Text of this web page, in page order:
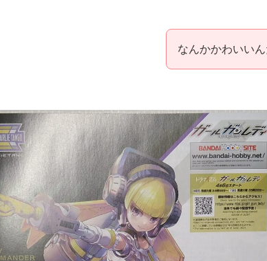
なんかかわいい